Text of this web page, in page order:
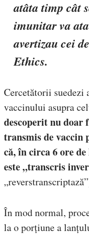
atâta timp cât
imunitar va
avertizau cei
Ethics.
Cercetătorii suedezi
vaccinului asupra
descoperit nu doar
transmis de vaccin
că, în circa 6 ore
este „transcris
În mod normal,
la o porțiune a